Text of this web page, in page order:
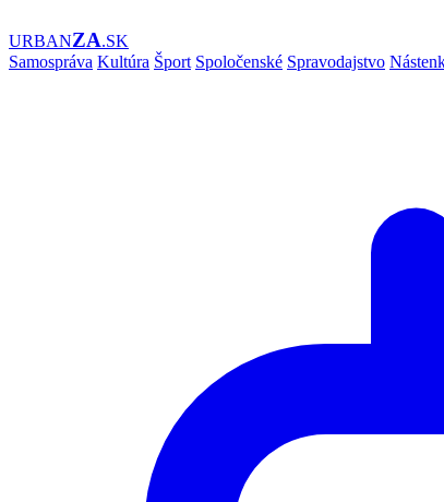
URBANZA.SK
Samospráva Kultúra Šport Spoločenské Spravodajstvo